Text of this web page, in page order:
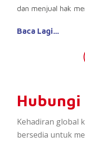
dan menjual hak
Baca Lagi…
Kehadiran global
bersedia untuk